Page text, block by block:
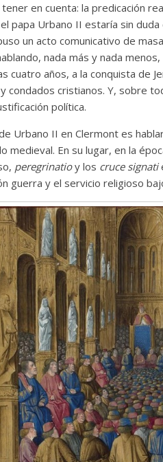
en cuenta: la predicación
papa Urbano II estaría sin
un acto comunicativo de
nada más y nada
cuatro años, a la conquista de
condados cristianos. Y, sobre
política.
Urbano II en Clermont es
medieval. En su lugar, en la
peregrinatioy los cruce signati
guerra y el servicio religioso